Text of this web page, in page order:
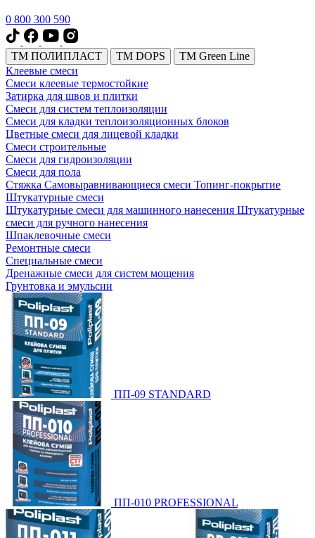
0 800 300 590
TM ПОЛИПЛАСТ TM DOPS
TM Green Line
Клеевые смеси
Смеси клеевые термостойкие
Затирка для швов и плитки
Смеси для систем теплоизоляции
Смеси для кладки теплоизоляционных блоков
Цветные смеси для лицевой кладки
Смеси строительные
Смеси для гидроизоляции
Смеси для пола
Стяжка Самовыравнивающиеся смеси Топинг-покрытие
Штукатурные смеси
Штукатурные смеси для машинного нанесения Штукатурные
смеси для ручного нанесения
Шпаклевочные смеси
Ремонтные смеси
Специальные смеси
Дренажные смеси для систем мощения
Грунтовка и эмульсии
ПП-09 STANDARD
ПП-010 PROFESSIONAL